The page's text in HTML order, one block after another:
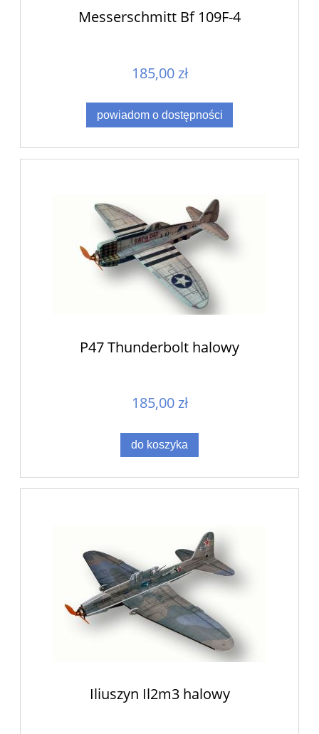
Messerschmitt Bf 109F-4
185,00 zł
powiadom o dostępności
P47 Thunderbolt halowy
185,00 zł
do koszyka
Iliuszyn Il2m3 halowy